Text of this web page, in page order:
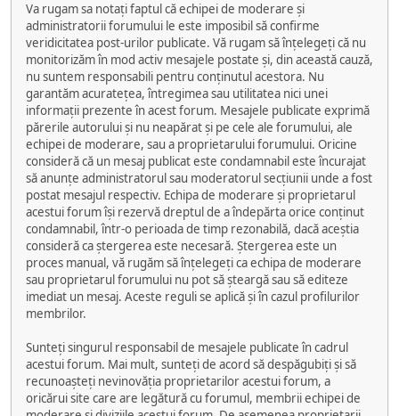
Va rugam sa notați faptul că echipei de moderare și
administratorii forumului le este imposibil să confirme
veridicitatea post-urilor publicate. Vă rugam să înțelegeți că nu
monitorizăm în mod activ mesajele postate și, din această cauză,
nu suntem responsabili pentru conținutul acestora. Nu
garantăm acuratețea, întregimea sau utilitatea nici unei
informații prezente în acest forum. Mesajele publicate exprimă
părerile autorului și nu neapărat și pe cele ale forumului, ale
echipei de moderare, sau a proprietarului forumului. Oricine
consideră că un mesaj publicat este condamnabil este încurajat
să anunțe administratorul sau moderatorul secțiunii unde a fost
postat mesajul respectiv. Echipa de moderare și proprietarul
acestui forum își rezervă dreptul de a îndepărta orice conținut
condamnabil, într-o perioada de timp rezonabilă, dacă aceștia
consideră ca ștergerea este necesară. Ștergerea este un
proces manual, vă rugăm să înțelegeți ca echipa de moderare
sau proprietarul forumului nu pot să șteargă sau să editeze
imediat un mesaj. Aceste reguli se aplică și în cazul profilurilor
membrilor.
Sunteți singurul responsabil de mesajele publicate în cadrul
acestui forum. Mai mult, sunteți de acord să despăgubiți și să
recunoașteți nevinovăția proprietarilor acestui forum, a
oricărui site care are legătură cu forumul, membrii echipei de